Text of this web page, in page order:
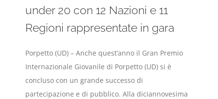
under 20 con 12 Nazioni e 11
Regioni rappresentate in gara
Porpetto (UD) – Anche quest’anno il Gran Premio
Internazionale Giovanile di Porpetto (UD) si è
concluso con un grande successo di
partecipazione e di pubblico. Alla diciannovesima